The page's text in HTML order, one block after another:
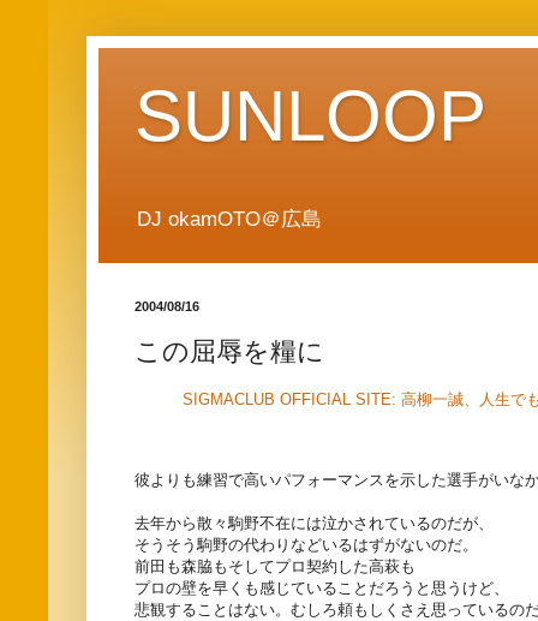
SUNLOOP
DJ okamOTO＠広島
2004/08/16
この屈辱を糧に
SIGMACLUB OFFICIAL SITE: 高柳一誠、人生で
彼よりも練習で高いパフォーマンスを示した選手がいな
去年から散々駒野不在には泣かされているのだが、
そうそう駒野の代わりなどいるはずがないのだ。
前田も森脇もそしてプロ契約した高萩も
プロの壁を早くも感じていることだろうと思うけど、
悲観することはない。むしろ頼もしくさえ思っているの